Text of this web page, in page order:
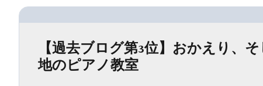
【過去ブログ第3位】おかえり、
地のピアノ教室